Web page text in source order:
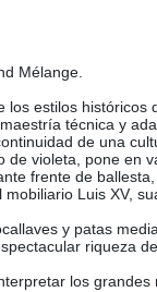
Mélange.
estilos
técnica y
de una
violeta, pone en
frente de
Luis XV,
y patas
riqueza
los